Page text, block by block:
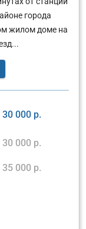
города
жилом доме на
30 000 р.
30 000 р.
35 000 р.